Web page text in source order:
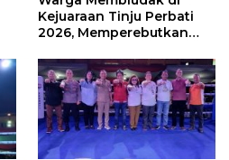
Kejuaraan Tinju Perbati
2026, Memperebutkan